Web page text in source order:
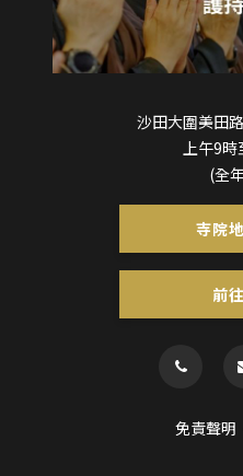
沙田大圍美田
上午9
(全
寺院
前
免責聲明